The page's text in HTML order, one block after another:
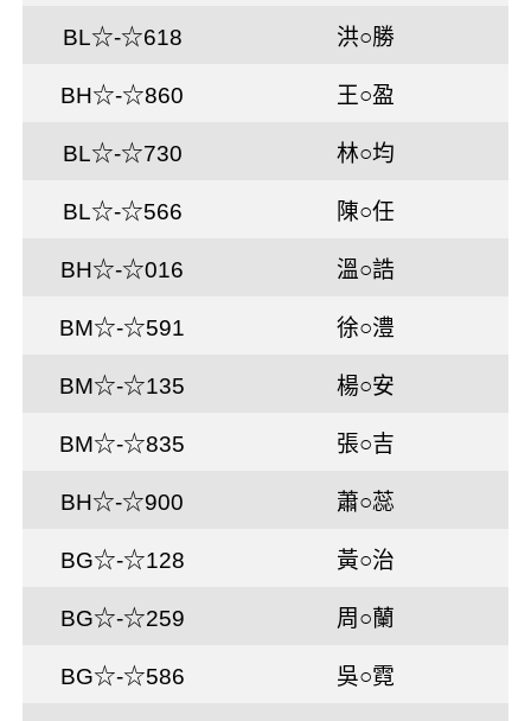
BL☆-☆618 洪○勝
BH☆-☆860 王○盈
BL☆-☆730 林○均
BL☆-☆566 陳○任
BH☆-☆016 溫○誥
BM☆-☆591 徐○澧
BM☆-☆135 楊○安
BM☆-☆835 張○吉
BH☆-☆900 蕭○蕊
BG☆-☆128 黃○治
BG☆-☆259 周○蘭
BG☆-☆586 吳○霓